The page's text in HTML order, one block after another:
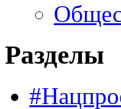
Разделы